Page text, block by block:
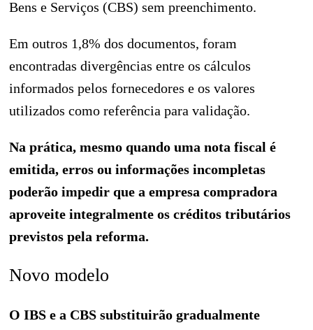
Bens e Serviços (CBS) sem preenchimento.
Em outros 1,8% dos documentos, foram
encontradas divergências entre os cálculos
informados pelos fornecedores e os valores
utilizados como referência para validação.
Na prática, mesmo quando uma nota fiscal é
emitida, erros ou informações incompletas
poderão impedir que a empresa compradora
aproveite integralmente os créditos tributários
previstos pela reforma.
Novo modelo
O IBS e a CBS substituirão gradualmente